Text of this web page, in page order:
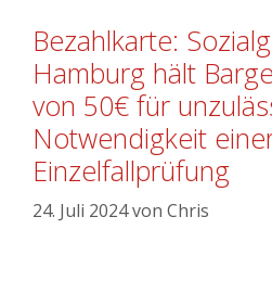
Bezahlkarte:
Hamburg hält
von 50€ für
Notwendigkeit
Einzelfallprüfung
24. Juli 2024von Chris